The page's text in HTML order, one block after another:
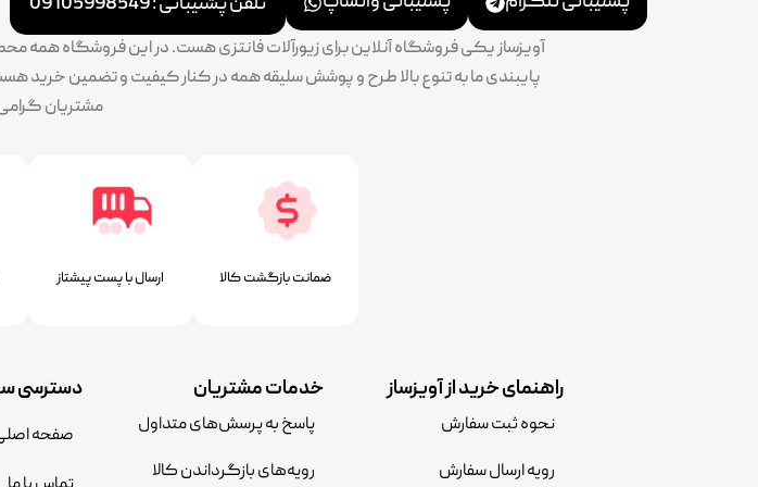
آویزساز یکی فروشگاه آنلاین برای زیورآلات فانتزی هست. در این فروشگاه همه
مشتریان
ضمانت بازگشت کالا ارسال با پست پیشتاز
راهنمای خرید از آویزساز
نحوه ثبت سفارش
رویه ارسال سفارش
خدمات مشتریان
پاسخ به پرسش‌های متداول
رویه‌های بازگرداندن کالا
دسترسی
صفحه